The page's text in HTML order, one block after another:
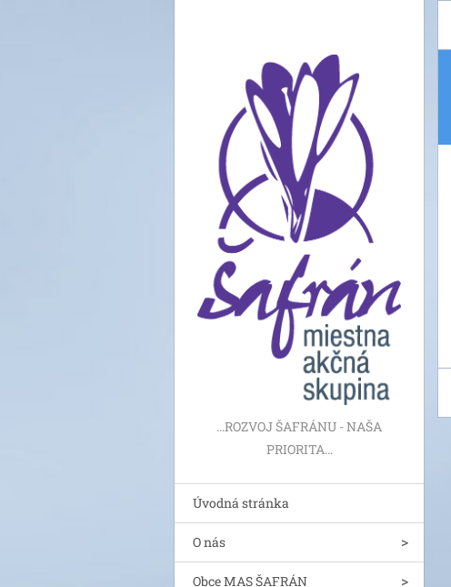
...ROZVOJ ŠAFRÁNU - NAŠA
PRIORITA...
Úvodná stránka
O nás
Obce MAS ŠAFRÁN